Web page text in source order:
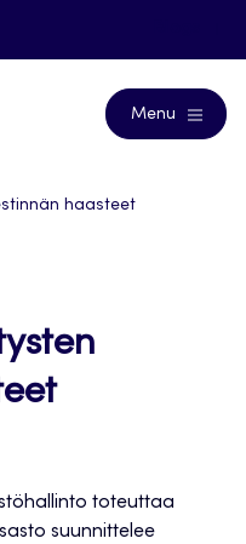
Menu
haasteet
toteuttaa
suunnittelee